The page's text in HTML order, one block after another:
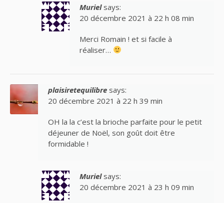
Muriel says:
20 décembre 2021 à 22 h 08 min
Merci Romain ! et si facile à
réaliser…
plaisiretequilibre says:
20 décembre 2021 à 22 h 39 min
OH la la c’est la brioche parfaite pour le petit
déjeuner de Noël, son goût doit être
formidable !
Muriel says:
20 décembre 2021 à 23 h 09 min